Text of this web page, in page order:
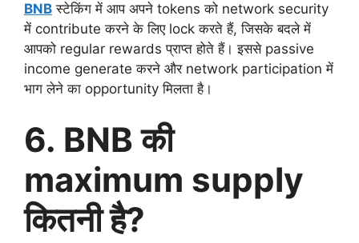
BNB स्टेकिंग में आप अपने tokens को network security
में contribute करने के लिए lock करते हैं, जिसके बदले में
आपको regular rewards प्राप्त होते हैं। इससे passive
income generate करने और network participation में
भाग लेने का opportunity मिलता है।
6. BNB की
maximum supply
कितनी है?